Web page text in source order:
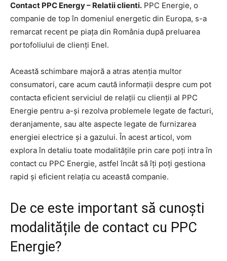
Contact PPC Energy – Relatii clienti. PPC Energie, o
companie de top în domeniul energetic din Europa, s-a
remarcat recent pe piața din România după preluarea
portofoliului de clienți Enel.
Această schimbare majoră a atras atenția multor
consumatori, care acum caută informații despre cum pot
contacta eficient serviciul de relații cu clienții al PPC
Energie pentru a-și rezolva problemele legate de facturi,
deranjamente, sau alte aspecte legate de furnizarea
energiei electrice și a gazului. În acest articol, vom
explora în detaliu toate modalitățile prin care poți intra în
contact cu PPC Energie, astfel încât să îți poți gestiona
rapid și eficient relația cu această companie.
De ce este important să cunoști
modalitățile de contact cu PPC
Energie?